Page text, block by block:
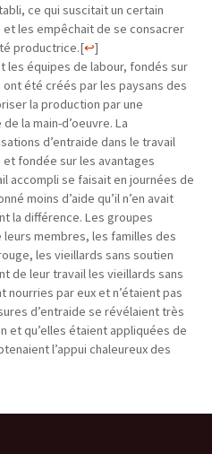
ce qui suscitait un certain
et les empêchait de se consacrer
productrice.[↩]
les équipes de labour, fondés sur
été créés par les paysans des
la pro­duction par une
la main-d’oeuvre. La
d’entraide dans le travail
fondée sur les avantages
accompli se faisait en journées de
moins d’aide qu’il n’en avait
la différence. Les groupes
membres, les familles des
les vieillards sans soutien
de leur travail les vieillards sans
par eux et n’étaient pas
d’entraide se révélaient très
et qu’elles étaient appliquées de
l’appui chaleureux des